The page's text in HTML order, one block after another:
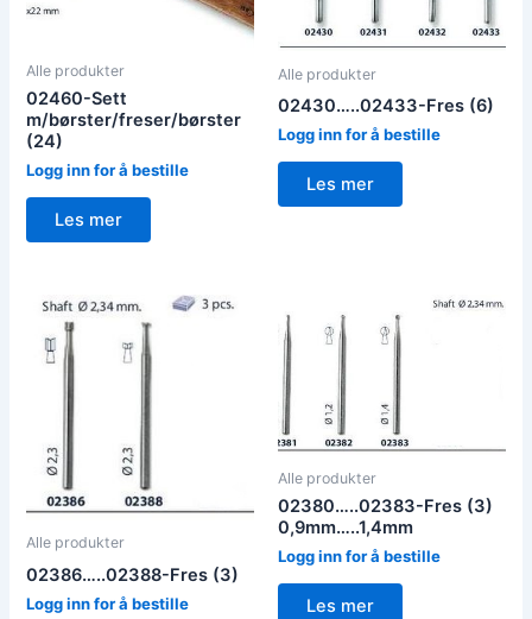
Alle produkter
02460-Sett
m/børster/freser/børster
(24)
Logg inn for å bestille
Les mer
Alle produkter
02430…..02433-Fres (6)
Logg inn for å bestille
Les mer
Alle produkter
02386…..02388-Fres (3)
Logg inn for å bestille
Alle produkter
02380…..02383-Fres (3)
0,9mm…..1,4mm
Logg inn for å bestille
Les mer